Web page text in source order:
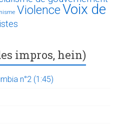
ViolenceVoix de
impros, hein)
n°2 (1:45)